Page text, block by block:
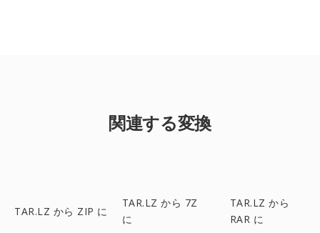
関連する変換
TAR.LZ から ZIP に
TAR.LZ から 7Z
に
TAR.LZ から
RAR に